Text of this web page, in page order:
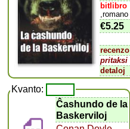
bitlibro
,romano
€5.25
recenzo
pritaksi
detaloj
Kvanto:
Ĉashundo de la
Baskerviloj